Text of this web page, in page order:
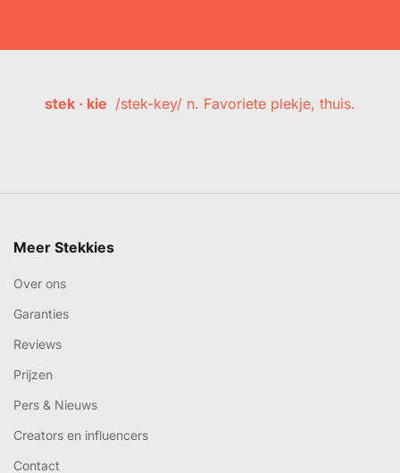
stek · kie /stek-key/ n. Favoriete plekje, thuis.
Meer Stekkies
Over ons
Garanties
Reviews
Prijzen
Pers & Nieuws
Creators en influencers
Contact